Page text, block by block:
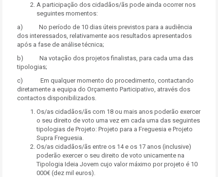
A participação dos cidadãos/ãs pode ainda ocorrer nos
seguintes momentos:
a) No período de 10 dias úteis previstos para a audiência
dos interessados, relativamente aos resultados apresentados
após a fase de análise técnica;
b) Na votação dos projetos finalistas, para cada uma das
tipologias;
c) Em qualquer momento do procedimento, contactando
diretamente a equipa do Orçamento Participativo, através dos
contactos disponibilizados.
Os/as cidadãos/ãs com 18 ou mais anos poderão exercer
o seu direito de voto uma vez em cada uma das seguintes
tipologias de Projeto: Projeto para a Freguesia e Projeto
Supra Freguesia.
Os/as cidadãos/ãs entre os 14 e os 17 anos (inclusive)
poderão exercer o seu direito de voto unicamente na
Tipologia Ideia Jovem cujo valor máximo por projeto é 10
000€ (dez mil euros).